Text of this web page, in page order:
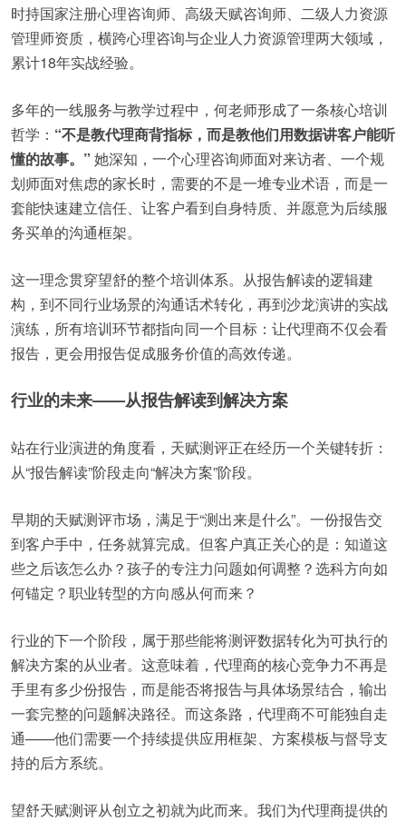
时持国家注册心理咨询师、高级天赋咨询师、二级人力资源
管理师资质，横跨心理咨询与企业人力资源管理两大领域，
累计18年实战经验。
多年的一线服务与教学过程中，何老师形成了一条核心培训
哲学： “不是教代理商背指标，而是教他们用数据讲客户能听
懂的故事。” 她深知，一个心理咨询师面对来访者、一个规
划师面对焦虑的家长时，需要的不是一堆专业术语，而是一
套能快速建立信任、让客户看到自身特质、并愿意为后续服
务买单的沟通框架。
这一理念贯穿望舒的整个培训体系。从报告解读的逻辑建
构，到不同行业场景的沟通话术转化，再到沙龙演讲的实战
演练，所有培训环节都指向同一个目标：让代理商不仅会看
报告，更会用报告促成服务价值的高效传递。
行业的未来——从报告解读到解决方案
站在行业演进的角度看，天赋测评正在经历一个关键转折：
从“报告解读”阶段走向“解决方案”阶段。
早期的天赋测评市场，满足于“测出来是什么”。一份报告交
到客户手中，任务就算完成。但客户真正关心的是：知道这
些之后该怎么办？孩子的专注力问题如何调整？选科方向如
何锚定？职业转型的方向感从何而来？
行业的下一个阶段，属于那些能将测评数据转化为可执行的
解决方案的从业者。这意味着，代理商的核心竞争力不再是
手里有多少份报告，而是能否将报告与具体场景结合，输出
一套完整的问题解决路径。而这条路，代理商不可能独自走
通——他们需要一个持续提供应用框架、方案模板与督导支
持的后方系统。
望舒天赋测评从创立之初就为此而来。我们为代理商提供的